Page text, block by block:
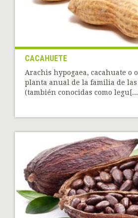
CACAHUETE
Arachis hypogaea, cacahuate o
planta anual de la familia de las
(también conocidas como